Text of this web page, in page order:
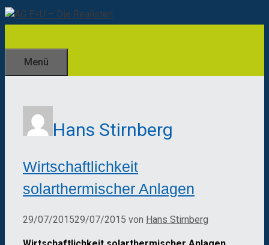
Zum
Inhalt
Menü
Hans Stirnberg
Wirtschaftlichkeit
solarthermischer Anlagen
29/07/201529/07/2015 von Hans Stirnberg